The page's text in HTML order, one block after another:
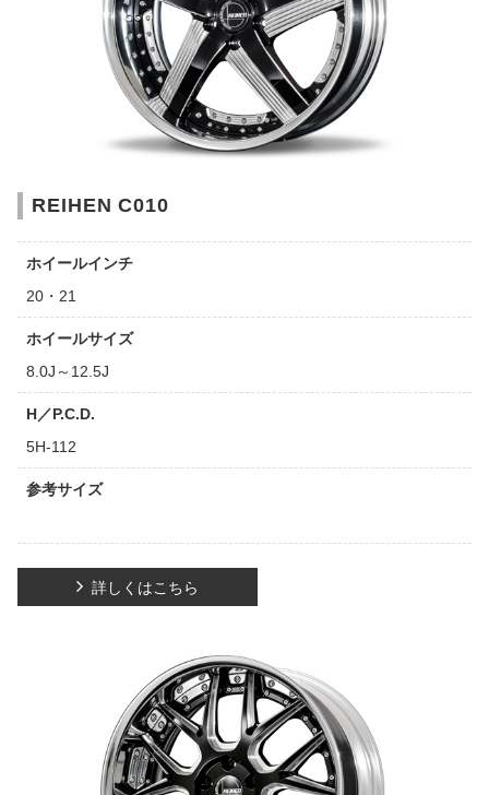
REIHEN C010
ホイールインチ
20・21
ホイールサイズ
8.0J～12.5J
H／P.C.D.
5H-112
参考サイズ
詳しくはこちら